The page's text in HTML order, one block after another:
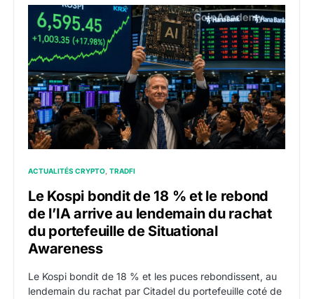
Le Kospi bondit de 18 % et le rebond de l’IA arrive
ACTUALITÉS CRYPTO TRADFI
Le Kospi bondit de 18 % et le rebond
de l’IA arrive au lendemain du rachat
du portefeuille de Situational
Awareness
Le Kospi bondit de 18 % et les puces rebondissent, au
lendemain du rachat par Citadel du portefeuille coté de